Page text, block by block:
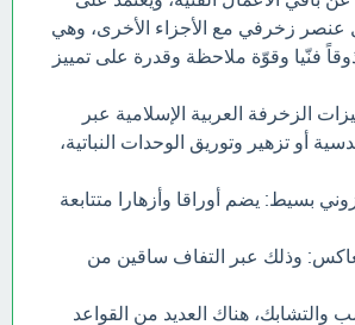
زخرفي مع الأجزاء الأخرى، وهي
فنّيا وقوّة ملاحظة وقدرة على تمييز
الزخرفة العربية الإسلامية عبر
أو تزهير وتوريق الوحدات النباتية،
بسيط: يضم أوراقا وأزهارا متتابعة
وذلك عبر التفاف ساقين من
والتشابك، هناك العديد من القواعد